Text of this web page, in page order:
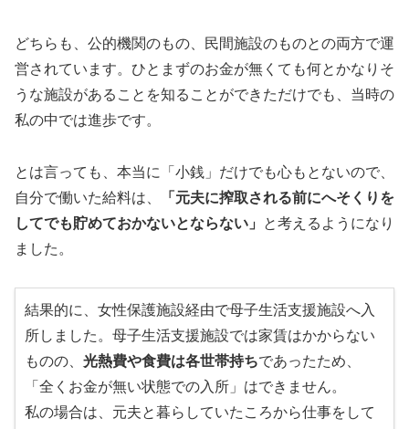
どちらも、公的機関のもの、民間施設のものとの両方で運
営されています。ひとまずのお金が無くても何とかなりそ
うな施設があることを知ることができただけでも、当時の
私の中では進歩です。
とは言っても、本当に「小銭」だけでも心もとないので、
自分で働いた給料は、
「元夫に搾取される前にへそくりを
してでも貯めておかないとならない」
と考えるようになり
ました。
結果的に、女性保護施設経由で母子生活支援施設へ入
所しました。母子生活支援施設では家賃はかからない
ものの、 光熱費や食費は各世帯持ちであったため、
「全くお金が無い状態での入所」はできません。
私の場合は、元夫と暮らしていたころから仕事をして